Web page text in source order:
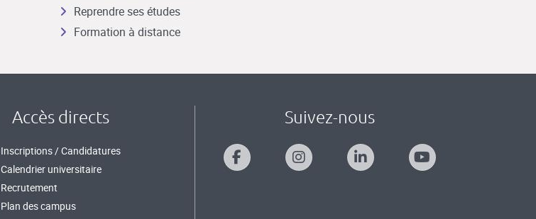
Reprendre ses études
Formation à distance
Accès directs
Inscriptions / Candidatures
Calendrier universitaire
Recrutement
Plan des campus
Suivez-nous